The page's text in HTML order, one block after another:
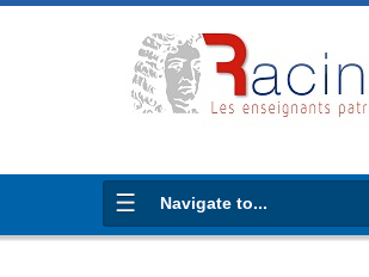
Navigate to...